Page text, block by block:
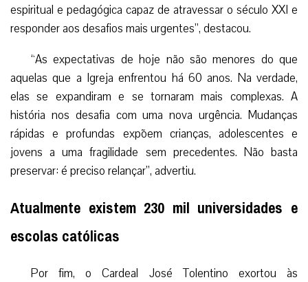
espiritual e pedagógica capaz de atravessar o século XXI e
responder aos desafios mais urgentes”, destacou.
“As expectativas de hoje não são menores do que
aquelas que a Igreja enfrentou há 60 anos. Na verdade,
elas se expandiram e se tornaram mais complexas. A
história nos desafia com uma nova urgência. Mudanças
rápidas e profundas expõem crianças, adolescentes e
jovens a uma fragilidade sem precedentes. Não basta
preservar: é preciso relançar”, advertiu.
Atualmente existem 230 mil universidades e
escolas católicas
Por fim, o Cardeal José Tolentino exortou às